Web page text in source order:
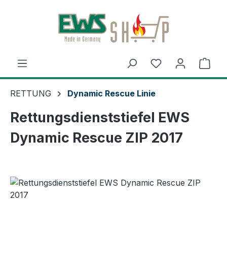
Zum Hauptinhalt springen
RETTUNG Dynamic Rescue Linie
Rettungsdienststiefel EWS
Dynamic Rescue ZIP 2017